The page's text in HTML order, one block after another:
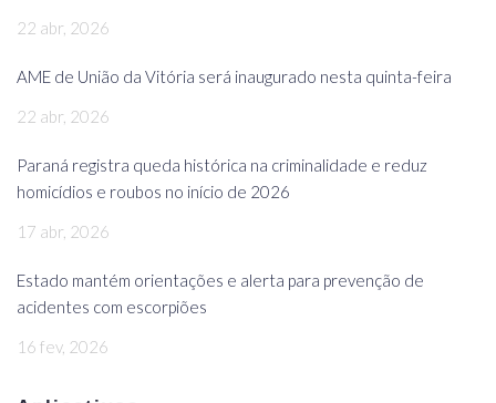
22 abr, 2026
AME de União da Vitória será inaugurado nesta quinta-feira
22 abr, 2026
Paraná registra queda histórica na criminalidade e reduz
homicídios e roubos no início de 2026
17 abr, 2026
Estado mantém orientações e alerta para prevenção de
acidentes com escorpiões
16 fev, 2026